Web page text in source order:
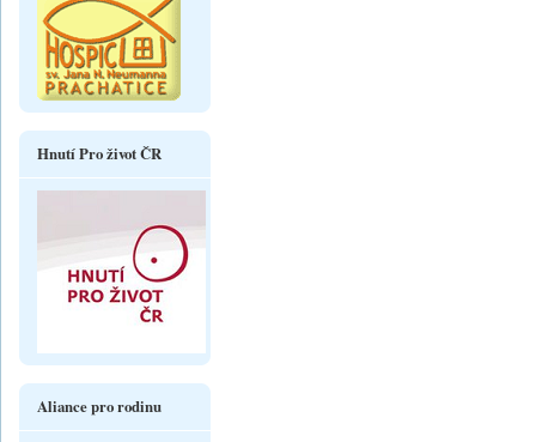
Hnutí Pro život ČR
Aliance pro rodinu